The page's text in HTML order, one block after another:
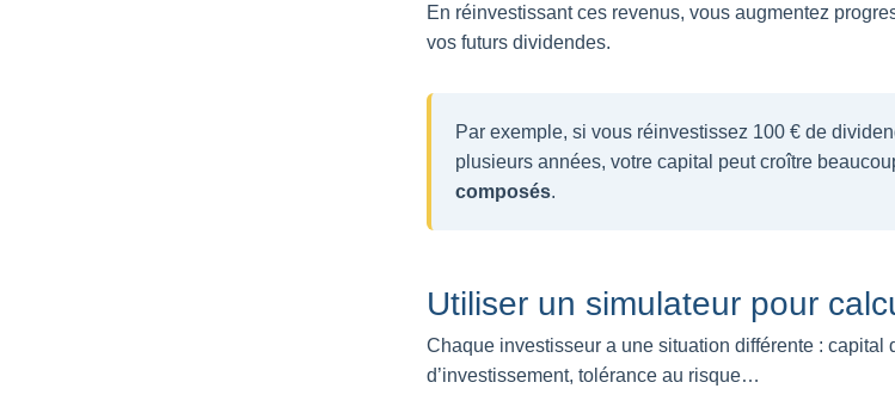
En réinvestissant ces revenus, vous augmentez
vos futurs dividendes.
Par exemple, si vous réinvestissez 100 € de
plusieurs années, votre capital peut croître
composés.
Utiliser un simulateur pour
Chaque investisseur a une situation différente : capital
d’investissement, tolérance au risque…